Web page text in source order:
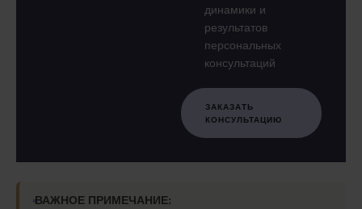
динамики и
результатов
персональных
консультаций
ЗАКАЗАТЬ
КОНСУЛЬТАЦИЮ
ВАЖНОЕ ПРИМЕЧАНИЕ: